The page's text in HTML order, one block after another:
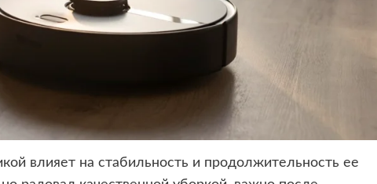
влияет на стабильность и продолжительность ее